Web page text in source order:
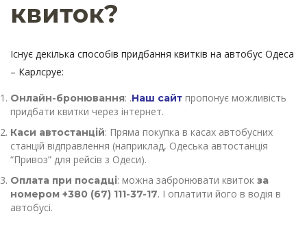
квиток?
Існує декілька способів придбання квитків на автобус Одеса
– Карлсруе:
Онлайн-бронювання: .Наш сайт пропонує можливість
придбати квитки через інтернет.
Каси автостанцій: Пряма покупка в касах автобусних
станцій відправлення (наприклад, Одеська автостанція
“Привоз” для рейсів з Одеси).
Оплата при посадці: можна забронювати квиток за
номером +380 (67) 111-37-17. І оплатити його в водія в
автобусі.